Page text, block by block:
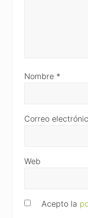
Nombre *
Correo
Web
Acepto la